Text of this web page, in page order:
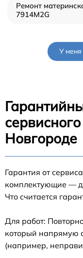
Ремонт
7914M2G
У меня
Новгороде
Гарантия от
комплектующие —
Что считается
Для работ:
который напрямую
(например,